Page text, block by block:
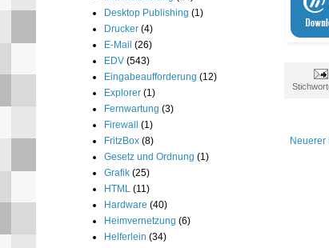
Neuerer
Desktop Publishing (1)
Drucker (4)
E-Mail (26)
EDV (543)
Eingabeaufforderung (12)
Explorer (1)
Fernwartung (3)
Firewall
(1)
FritzBox (8)
Gesetz und Ordnung (1)
Grafik (25)
HTML (11)
Hardware (40)
Heimvernetzung (6)
Helferlein (34)